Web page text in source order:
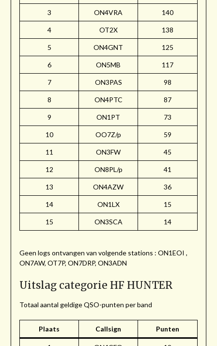
3 ON4VRA 140
4 OT2X 138
5 ON4GNT 125
6 ON5MB 117
7 ON3PAS 98
8 ON4PTC 87
9 ON1PT 73
10 OO7Z/p 59
11 ON3FW 45
12 ON8PL/p 41
13 ON4AZW 36
14 ON1LX 15
15 ON3SCA 14
Geen logs ontvangen van volgende stations : ON1EOI ,
ON7AW, OT7P, ON7DRP, ON3ADN
Uitslag categorie HF HUNTER
Totaal aantal geldige QSO-punten per band
Plaats Callsign Punten